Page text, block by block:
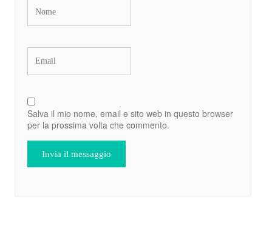
Salva il mio nome, email e sito web in questo browser
per la prossima volta che commento.